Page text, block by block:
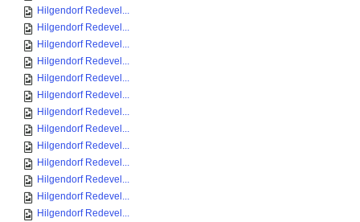
Hilgendorf Redevel...
Hilgendorf Redevel...
Hilgendorf Redevel...
Hilgendorf Redevel...
Hilgendorf Redevel...
Hilgendorf Redevel...
Hilgendorf Redevel...
Hilgendorf Redevel...
Hilgendorf Redevel...
Hilgendorf Redevel...
Hilgendorf Redevel...
Hilgendorf Redevel...
Hilgendorf Redevel...